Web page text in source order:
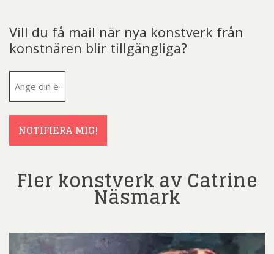
Vill du få mail när nya konstverk från
konstnären blir tillgängliga?
NOTIFIERA MIG!
Fler konstverk av Catrine
Näsmark